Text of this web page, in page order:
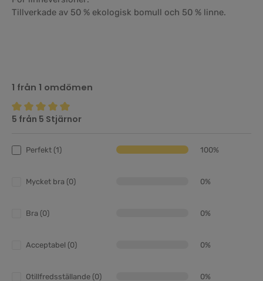
Tillverkade av 50 % ekologisk bomull och 50 % linne.
1 från 1 omdömen
Genomsnittligt betyg på 5 av 5 stjärnor
5 från 5 Stjärnor
Perfekt (1) 100%
Mycket bra (0) 0%
Bra (0) 0%
Acceptabel (0) 0%
Otillfredsställande (0) 0%